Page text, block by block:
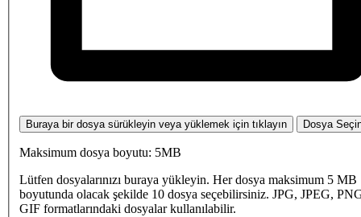
Buraya bir dosya sürükleyin veya yüklemek için tıklayın Dosya
Maksimum dosya boyutu: 5MB
Lütfen dosyalarınızı buraya yükleyin. Her dosya maksimum 5 MB
boyutunda olacak şekilde 10 dosya seçebilirsiniz. JPG, JPEG,
GIF formatlarındaki dosyalar kullanılabilir.